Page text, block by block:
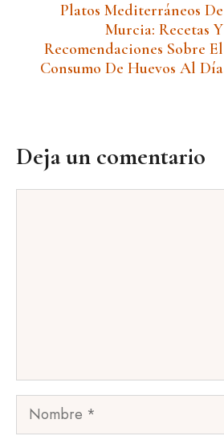
Platos Mediterráneos De
Murcia: Recetas Y
Recomendaciones Sobre El
Consumo De Huevos Al Día
Deja un comentario
Nombre